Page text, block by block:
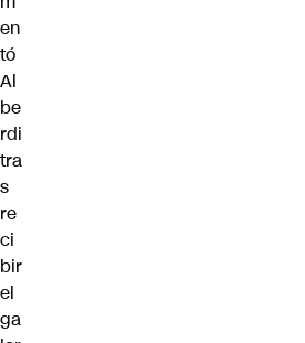
en
tó
Al
be
rdi
tra
s
re
ci
bir
el
ga